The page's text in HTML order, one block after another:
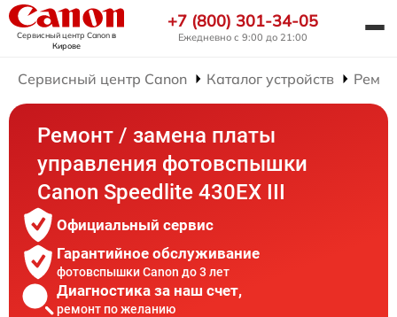
Сервисный центр Canonв
Кирове
+7 (800) 301-34-05
Ежедневно с 9:00 до 21:00
Сервисный центр Canon Каталог устройств
Ремонт / замена платы
управления фотовспышки
Canon Speedlite 430EX III
Официальный сервис
Гарантийное обслуживание
фотовспышки Canon до 3 лет
Диагностика за наш счет,
ремонт по желанию